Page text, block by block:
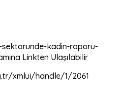
kadin-raporu-
Linkten Ulaşılabilir
xmlui/handle/1/2061